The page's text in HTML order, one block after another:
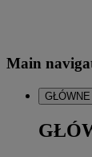
Main